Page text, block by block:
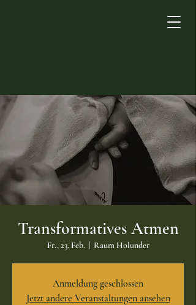
Transformatives Atmen
Fr., 23. Feb. Raum Holunder
Anmeldung geschlossen
Jetzt andere Veranstaltungen ansehen